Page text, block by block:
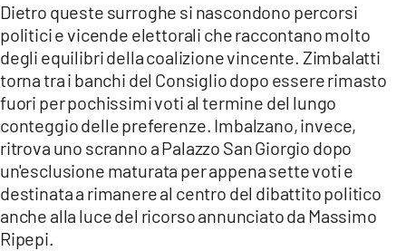
Dietro queste surroghe si nascondono percorsi
politici e vicende elettorali che raccontano molto
degli equilibri della coalizione vincente. Zimbalatti
torna tra i banchi del Consiglio dopo essere rimasto
fuori per pochissimi voti al termine del lungo
conteggio delle preferenze. Imbalzano, invece,
ritrova uno scranno a Palazzo San Giorgio dopo
un'esclusione maturata per appena sette voti e
destinata a rimanere al centro del dibattito politico
anche alla luce del ricorso annunciato da Massimo
Ripepi.